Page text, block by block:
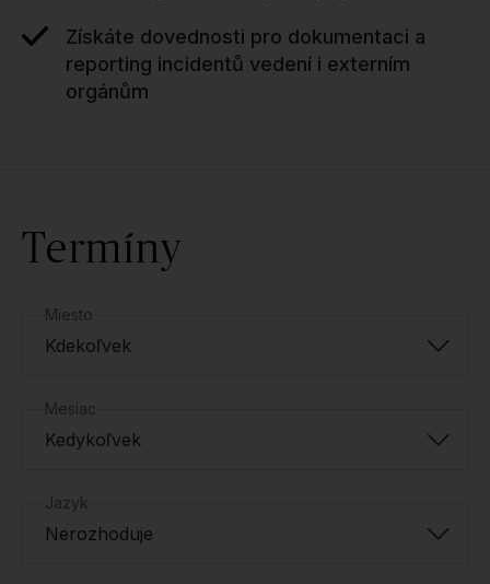
Získáte dovednosti pro dokumentaci a
reporting incidentů vedení i externím
orgánům
Termíny
Miesto
Kdekoľvek
Mesiac
Kedykoľvek
Jazyk
Nerozhoduje